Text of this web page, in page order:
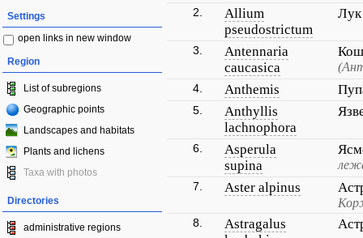
Settings
open links in new window
Region
List of subregions
Geographic points
Landscapes and habitats
Plants and lichens
Taxa with photos
Directories
administrative regions
2.
Allium
pseudostrictum
3.
Antennaria
caucasica
4. Anthemis
5.
Anthyllis
lachnophora
6.
Asperula
supina
7. Aster alpinus
8.
Astragalus